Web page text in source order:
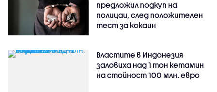
предложил подкуп на
полицаи, след положителен
тест за кокаин
Властите в Индонезия
заловиха над 1 тон кетамин
на стойност 100 млн. евро